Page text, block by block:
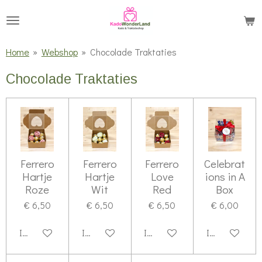
hoofdinhoud
Home » Webshop » Chocolade Traktaties
Chocolade Traktaties
Ferrero
Hartje
Roze
€ 6,50
In winkelwagen
Ferrero
Hartje
Wit
€ 6,50
In winkelwagen
Ferrero
Love
Red
€ 6,50
In winkelwagen
Celebrat
ions in A
Box
€ 6,00
In